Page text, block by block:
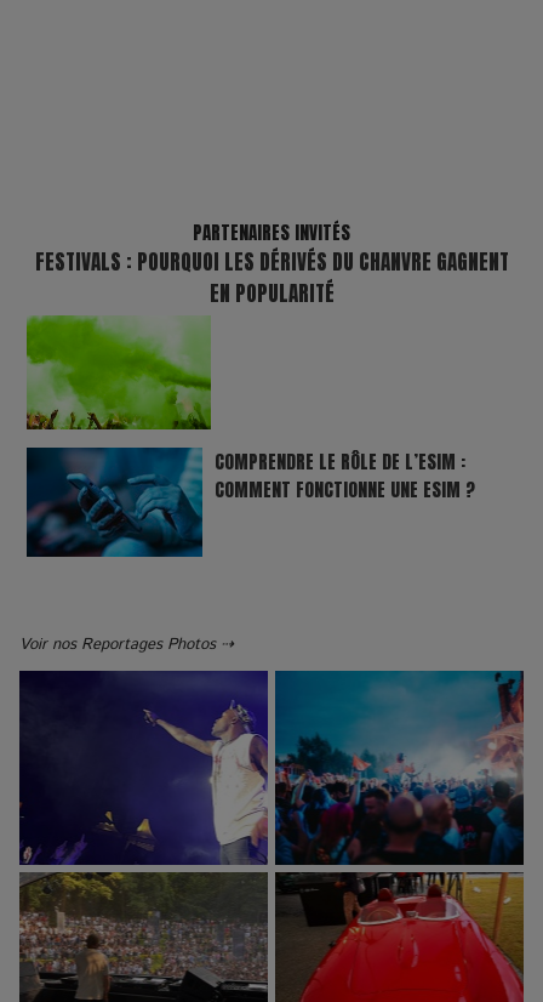
PARTENAIRES INVITÉS
FESTIVALS : POURQUOI LES DÉRIVÉS DU CHANVRE GAGNENT
EN POPULARITÉ
COMPRENDRE LE RÔLE DE L’ESIM :
COMMENT FONCTIONNE UNE ESIM ?
Voir nos Reportages Photos ⇢